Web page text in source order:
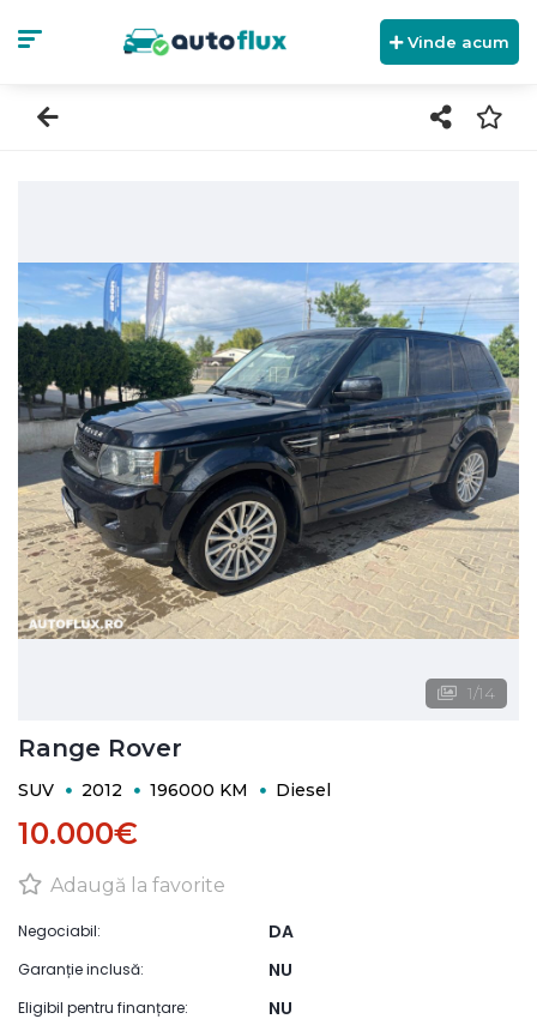
Vinde acum
1/14
Range Rover
SUV 2012 196000 KM Diesel
10.000€
Adaugă la favorite
Negociabil: DA
Garanție inclusă: NU
Eligibil pentru finanțare: NU